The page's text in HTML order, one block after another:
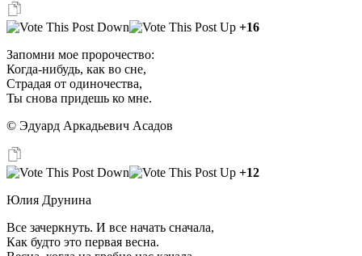
+16
Запомни мое пророчество:
Когда-нибудь, как во сне,
Страдая от одиночества,
Ты снова придешь ко мне.
© Эдуард Аркадьевич Асадов
+12
Юлия Друнина
Все зачеркнуть. И все начать сначала,
Как будто это первая весна.